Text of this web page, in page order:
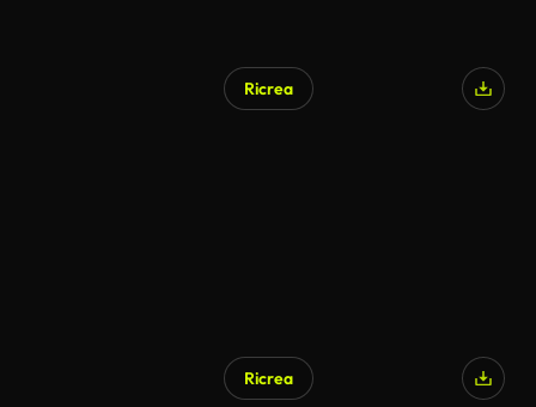
Ricrea
Ricrea